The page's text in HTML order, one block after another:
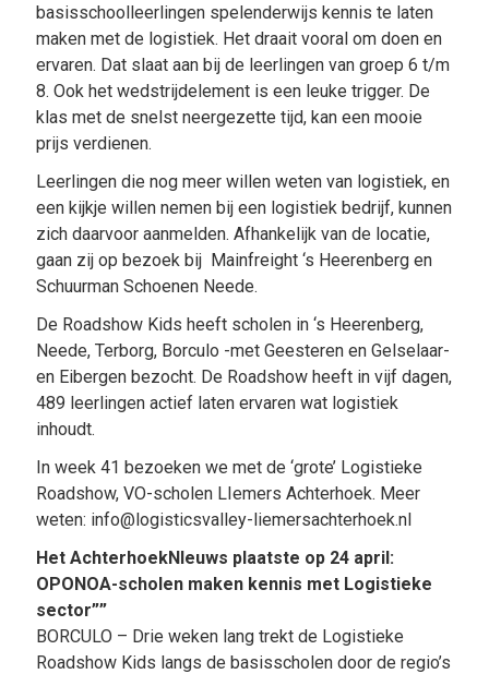
basisschoolleerlingen spelenderwijs kennis te laten
maken met de logistiek. Het draait vooral om doen en
ervaren. Dat slaat aan bij de leerlingen van groep 6 t/m
8. Ook het wedstrijdelement is een leuke trigger. De
klas met de snelst neergezette tijd, kan een mooie
prijs verdienen.
Leerlingen die nog meer willen weten van logistiek, en
een kijkje willen nemen bij een logistiek bedrijf, kunnen
zich daarvoor aanmelden. Afhankelijk van de locatie,
gaan zij op bezoek bij Mainfreight ‘s Heerenberg en
Schuurman Schoenen Neede.
De Roadshow Kids heeft scholen in ‘s Heerenberg,
Neede, Terborg, Borculo -met Geesteren en Gelselaar-
en Eibergen bezocht. De Roadshow heeft in vijf dagen,
489 leerlingen actief laten ervaren wat logistiek
inhoudt.
In week 41 bezoeken we met de ‘grote’ Logistieke
Roadshow, VO-scholen LIemers Achterhoek. Meer
weten: info@logisticsvalley-liemersachterhoek.nl
Het AchterhoekNIeuws plaatste op 24 april:
OPONOA-scholen maken kennis met Logistieke
sector””
BORCULO – Drie weken lang trekt de Logistieke
Roadshow Kids langs de basisscholen door de regio’s